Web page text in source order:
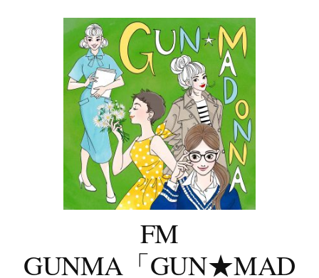
FM
GUNMA「GUN★MAD